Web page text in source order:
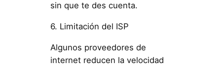
sin que te des cuenta.
6. Limitación del ISP
Algunos proveedores de
internet reducen la velocidad